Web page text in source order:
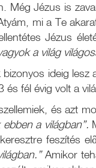
Még Jézus is
mi a Te
Jézus
a világ
ideig lesz
fél évig volt a
és azt
a világban”.
feszítés
Amikor